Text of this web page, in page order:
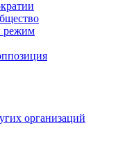
режим
организаций